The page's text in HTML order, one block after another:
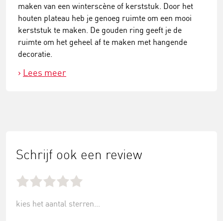
maken van een winterscène of kerststuk. Door het
houten plateau heb je genoeg ruimte om een mooi
kerststuk te maken. De gouden ring geeft je de
ruimte om het geheel af te maken met hangende
decoratie.
Lees meer
Schrijf ook een review
kies het aantal sterren...